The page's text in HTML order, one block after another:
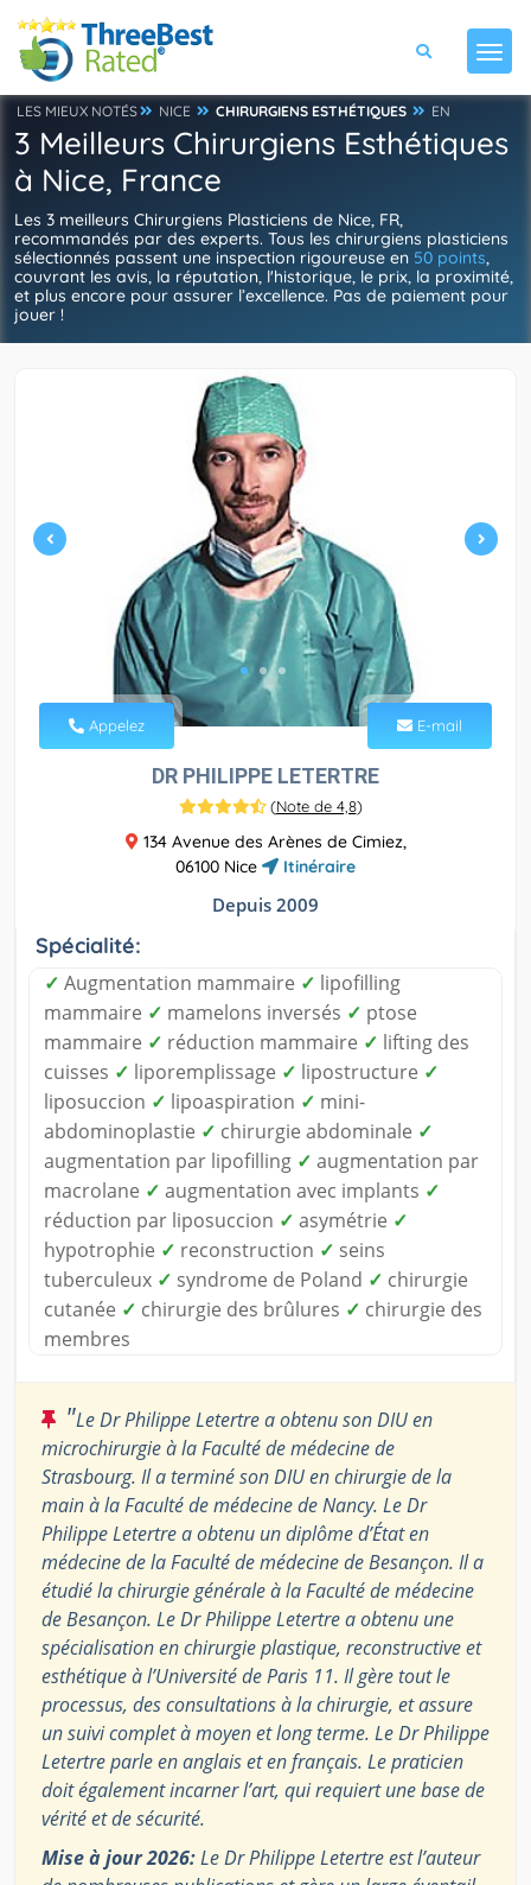
LES MIEUX NOTÉS NICE CHIRURGIENS ESTHÉTIQUES EN
3 Meilleurs Chirurgiens Esthétiques
à Nice, France
Les 3 meilleurs Chirurgiens Plasticiens de Nice, FR,
recommandés par des experts. Tous les chirurgiens plasticiens
sélectionnés passent une inspection rigoureuse en 50 points,
couvrant les avis, la réputation, l'historique, le prix, la proximité,
et plus encore pour assurer l’excellence. Pas de paiement pour
jouer !
Appelez E-mail
DR PHILIPPE LETERTRE
(Note de 4,8)
134 Avenue des Arènes de Cimiez,
06100 Nice
Itinéraire
Depuis 2009
Spécialité:
✓ Augmentation mammaire ✓ lipofilling
mammaire ✓ mamelons inversés ✓ ptose
mammaire ✓ réduction mammaire ✓ lifting des
cuisses ✓ liporemplissage ✓ lipostructure ✓
liposuccion ✓ lipoaspiration ✓ mini-
abdominoplastie ✓ chirurgie abdominale ✓
augmentation par lipofilling ✓ augmentation par
macrolane ✓ augmentation avec implants ✓
réduction par liposuccion ✓ asymétrie ✓
hypotrophie ✓ reconstruction ✓ seins
tuberculeux ✓ syndrome de Poland ✓ chirurgie
cutanée ✓ chirurgie des brûlures ✓ chirurgie des
membres
"Le Dr Philippe Letertre a obtenu son DIU en
microchirurgie à la Faculté de médecine de
Strasbourg. Il a terminé son DIU en chirurgie de la
main à la Faculté de médecine de Nancy. Le Dr
Philippe Letertre a obtenu un diplôme d’État en
médecine de la Faculté de médecine de Besançon. Il a
étudié la chirurgie générale à la Faculté de médecine
de Besançon. Le Dr Philippe Letertre a obtenu une
spécialisation en chirurgie plastique, reconstructive et
esthétique à l’Université de Paris 11. Il gère tout le
processus, des consultations à la chirurgie, et assure
un suivi complet à moyen et long terme. Le Dr Philippe
Letertre parle en anglais et en français. Le praticien
doit également incarner l’art, qui requiert une base de
vérité et de sécurité.
Mise à jour 2026:Le Dr Philippe Letertre est l’auteur